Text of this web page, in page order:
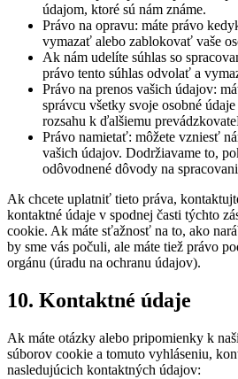
údajom, ktoré sú nám známe.
Právo na opravu: máte právo
vymazať alebo zablokovať vaše
Ak nám udelíte súhlas so
právo tento súhlas odvolať a
Právo na prenos vašich údajov:
správcu všetky svoje osobné
rozsahu k ďalšiemu
Právo namietať: môžete vzniesť
vašich údajov. Dodržiavame to,
odôvodnené dôvody na
Ak chcete uplatniť tieto práva,
kontaktné údaje v spodnej časti týchto
cookie. Ak máte sťažnosť na to, ako
by sme vás počuli, ale máte tiež právo
orgánu (úradu na ochranu údajov).
10. Kontaktné údaje
Ak máte otázky alebo pripomienky k
súborov cookie a tomuto vyhláseniu,
nasledujúcich kontaktných údajov: